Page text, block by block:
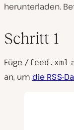
herunterladen.
Schritt 1
Füge /feed.xml
an, um die RSS-